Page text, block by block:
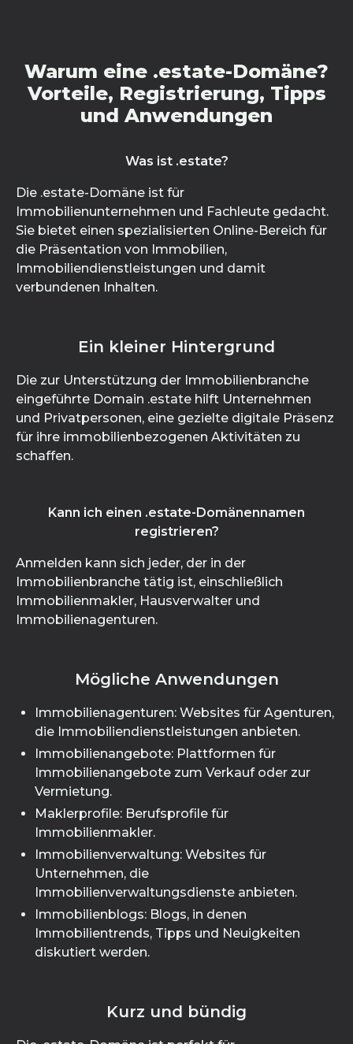
Warum eine .estate-Domäne?
Vorteile, Registrierung, Tipps
und Anwendungen
Was ist .estate?
Die .estate-Domäne ist für
Immobilienunternehmen und Fachleute gedacht.
Sie bietet einen spezialisierten Online-Bereich für
die Präsentation von Immobilien,
Immobiliendienstleistungen und damit
verbundenen Inhalten.
Ein kleiner Hintergrund
Die zur Unterstützung der Immobilienbranche
eingeführte Domain .estate hilft Unternehmen
und Privatpersonen, eine gezielte digitale Präsenz
für ihre immobilienbezogenen Aktivitäten zu
schaffen.
Kann ich einen .estate-Domänennamen
registrieren?
Anmelden kann sich jeder, der in der
Immobilienbranche tätig ist, einschließlich
Immobilienmakler, Hausverwalter und
Immobilienagenturen.
Mögliche Anwendungen
Immobilienagenturen: Websites für Agenturen,
die Immobiliendienstleistungen anbieten.
Immobilienangebote: Plattformen für
Immobilienangebote zum Verkauf oder zur
Vermietung.
Maklerprofile: Berufsprofile für
Immobilienmakler.
Immobilienverwaltung: Websites für
Unternehmen, die
Immobilienverwaltungsdienste anbieten.
Immobilienblogs: Blogs, in denen
Immobilientrends, Tipps und Neuigkeiten
diskutiert werden.
Kurz und bündig